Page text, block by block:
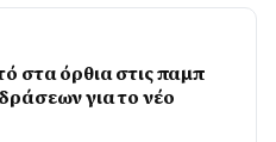
στα όρθια στις παμπ
για το νέο